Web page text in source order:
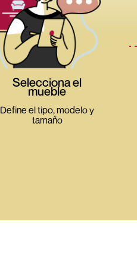
Selecciona el
mueble
Define el tipo, modelo y
tamaño